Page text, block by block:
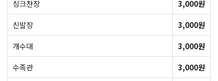
싱크찬장
3,000원
신발장
3,000원
개수대
3,000원
수족관
3,000원